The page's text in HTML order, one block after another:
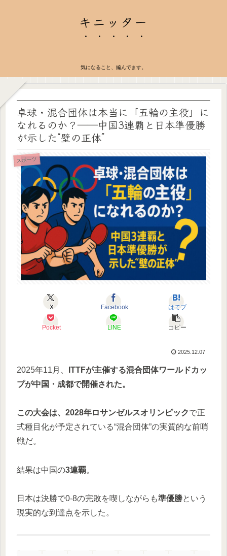
キニッター
気になること、編んでます。
卓球・混合団体は本当に「五輪の主役」に
なれるのか？――中国3連覇と日本準優勝
が示した“壁の正体”
スポーツ
X Facebook はてブ
Pocket LINE コピー
2025.12.07
2025年11月、 ITTFが主催する混合団体ワールドカッ
プが中国・ 成都で開催された。
この大会は、2028年ロサンゼルスオリンピックで正
式種目化が予定されている“混合団体”の実質的な前哨
戦だ。
結果は中国の3連覇。
日本は決勝で0-8の完敗を喫しながらも準優勝という
現実的な到達点を示した。